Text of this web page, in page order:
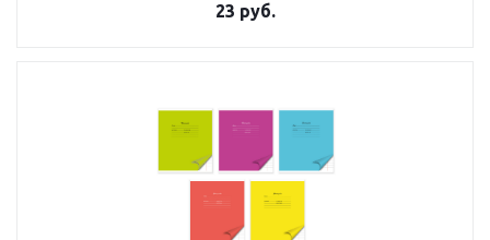
23 руб.